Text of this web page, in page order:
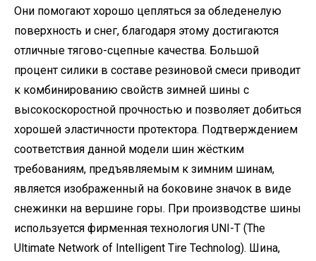
Они помогают хорошо цепляться за обледенелую
поверхность и снег, благодаря этому достигаются
отличные тягово-сцепные качества. Большой
процент силики в составе резиновой смеси приводит
к комбинированию свойств зимней шины с
высокоскоростной прочностью и позволяет добиться
хорошей эластичности протектора. Подтверждением
соответствия данной модели шин жёстким
требованиям, предъявляемым к зимним шинам,
является изображенный на боковине значок в виде
снежинки на вершине горы. При производстве шины
используется фирменная технология UNI-T (The
Ultimate Network of Intelligent Tire Technolog). Шина,